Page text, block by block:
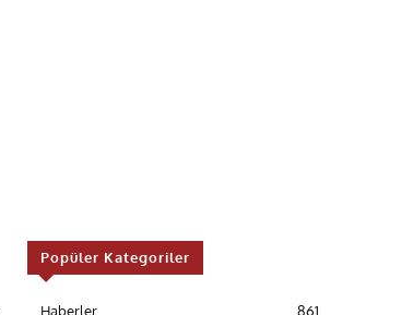
Popüler Kategoriler
Haberler 861